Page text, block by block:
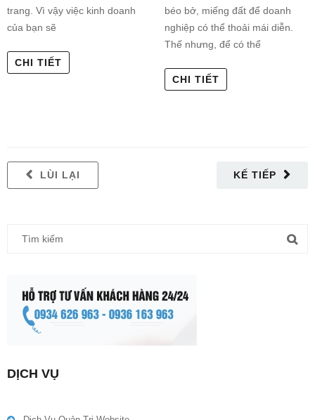
trang. Vì vậy việc kinh doanh
của bạn sẽ
CHI TIẾT
béo bở, miếng đất để doanh
nghiệp có thể thoải mái diễn.
Thế nhưng, để có thể
CHI TIẾT
KẾ TIẾP
LÙI LẠI
DỊCH VỤ